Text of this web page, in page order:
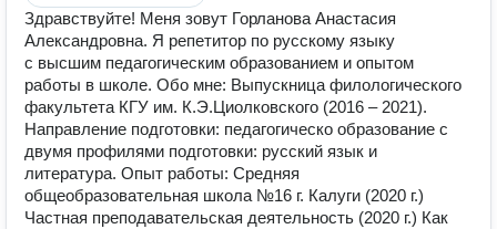
Здравствуйте! Меня зовут Горланова Анастасия
Александровна. Я репетитор по русскому языку
с высшим педагогическим образованием и опытом
работы в школе. Обо мне: Выпускница филологического
факультета КГУ им. К.Э.Циолковского (2016 – 2021).
Направление подготовки: педагогическо образование с
двумя профилями подготовки: русский язык и
литература. Опыт работы: Средняя
общеобразовательная школа №16 г. Калуги (2020 г.)
Частная преподавательская деятельность (2020 г.) Как